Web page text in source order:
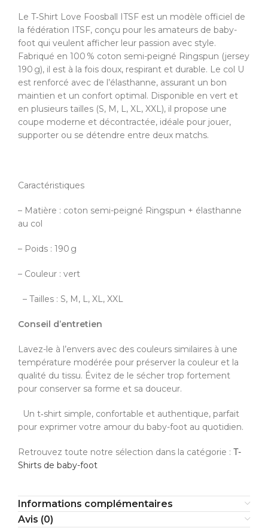
Le T‑Shirt Love Foosball ITSF est un modèle officiel de
la fédération ITSF, conçu pour les amateurs de baby-
foot qui veulent afficher leur passion avec style.
Fabriqué en 100 % coton semi-peigné Ringspun (jersey
190 g), il est à la fois doux, respirant et durable. Le col U
est renforcé avec de l’élasthanne, assurant un bon
maintien et un confort optimal. Disponible en vert et
en plusieurs tailles (S, M, L, XL, XXL), il propose une
coupe moderne et décontractée, idéale pour jouer,
supporter ou se détendre entre deux matchs.
Caractéristiques
– Matière : coton semi-peigné Ringspun + élasthanne
au col
– Poids : 190 g
– Couleur : vert
– Tailles : S, M, L, XL, XXL
Conseil d’entretien
Lavez-le à l’envers avec des couleurs similaires à une
température modérée pour préserver la couleur et la
qualité du tissu. Évitez de le sécher trop fortement
pour conserver sa forme et sa douceur.
Un t‑shirt simple, confortable et authentique, parfait
pour exprimer votre amour du baby-foot au quotidien.
Retrouvez toute notre sélection dans la catégorie : T-
Shirts de baby-foot
Informations complémentaires
Avis (0)